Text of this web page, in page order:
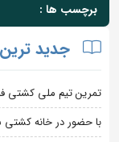
برچسب ها :
جدید
تمرین تیم ملی کشتی
با حضور در خانه کشتی